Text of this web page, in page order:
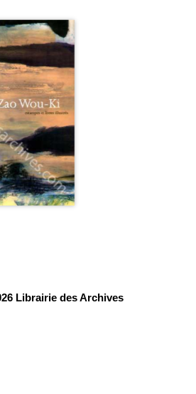
Librairie des Archives